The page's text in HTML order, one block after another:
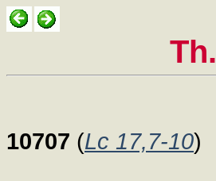
10707 (Lc 17,7-10)